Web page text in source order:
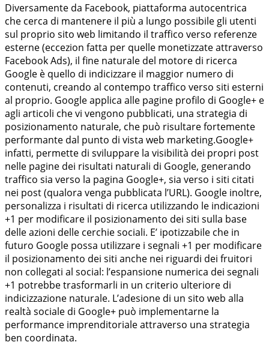
Diversamente da Facebook, piattaforma autocentrica
che cerca di mantenere il più a lungo possibile gli utenti
sul proprio sito web limitando il traffico verso referenze
esterne (eccezion fatta per quelle monetizzate attraverso
Facebook Ads), il fine naturale del motore di ricerca
Google è quello di indicizzare il maggior numero di
contenuti, creando al contempo traffico verso siti esterni
al proprio. Google applica alle pagine profilo di Google+ e
agli articoli che vi vengono pubblicati, una strategia di
posizionamento naturale, che può risultare fortemente
performante dal punto di vista web marketing.Google+
infatti, permette di sviluppare la visibilità dei propri post
nelle pagine dei risultati naturali di Google, generando
traffico sia verso la pagina Google+, sia verso i siti citati
nei post (qualora venga pubblicata l’URL). Google inoltre,
personalizza i risultati di ricerca utilizzando le indicazioni
+1 per modificare il posizionamento dei siti sulla base
delle azioni delle cerchie sociali. E’ ipotizzabile che in
futuro Google possa utilizzare i segnali +1 per modificare
il posizionamento dei siti anche nei riguardi dei fruitori
non collegati al social: l’espansione numerica dei segnali
+1 potrebbe trasformarli in un criterio ulteriore di
indicizzazione naturale. L’adesione di un sito web alla
realtà sociale di Google+ può implementarne la
performance imprenditoriale attraverso una strategia
ben coordinata.